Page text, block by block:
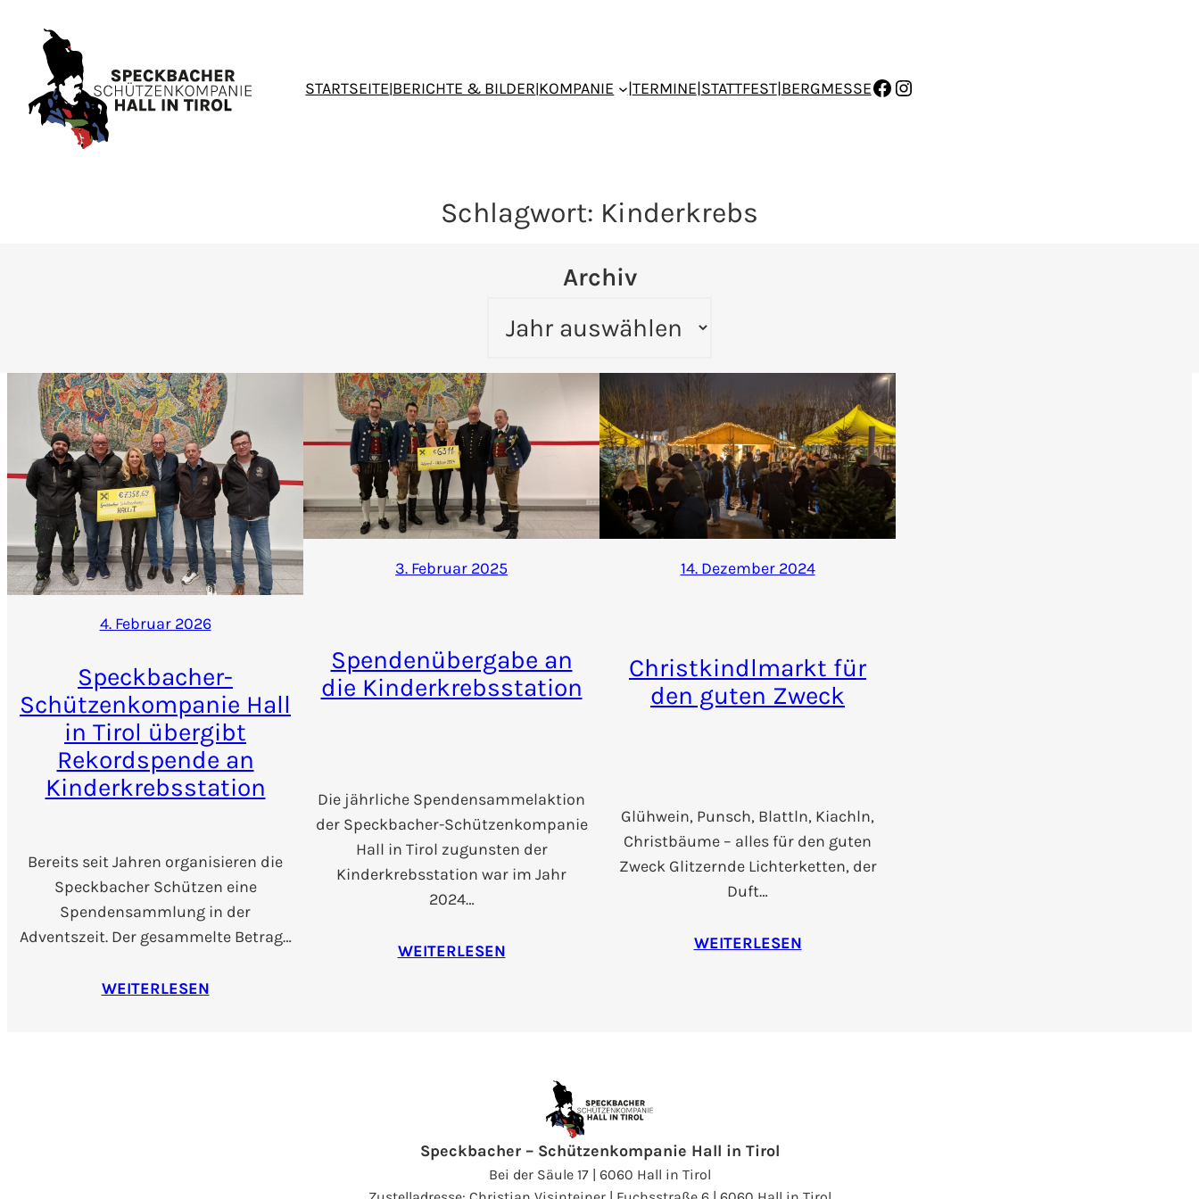
STARTSEITE|BERICHTE & BILDER|KOMPANIE |TERMINE|STATTFEST|BERGMESSEFACEBOOK
INSTAGRAM
Schlagwort: Kinderkrebs
Archiv
4. Februar 2026
Speckbacher-
Schützenkompanie Hall
in Tirol übergibt
Rekordspende an
Kinderkrebsstation
Bereits seit Jahren organisieren die
Speckbacher Schützen eine
Spendensammlung in der
Adventszeit. Der gesammelte Betrag…
WEITERLESEN
3. Februar 2025
Spendenübergabe an
die Kinderkrebsstation
Die jährliche Spendensammelaktion
der Speckbacher-Schützenkompanie
Hall in Tirol zugunsten der
Kinderkrebsstation war im Jahr
2024…
WEITERLESEN
14. Dezember 2024
Christkindlmarkt für
den guten Zweck
Glühwein, Punsch, Blattln, Kiachln,
Christbäume – alles für den guten
Zweck Glitzernde Lichterketten, der
Duft…
WEITERLESEN
Speckbacher – Schützenkompanie Hall in Tirol
Bei der Säule 17 | 6060 Hall in Tirol